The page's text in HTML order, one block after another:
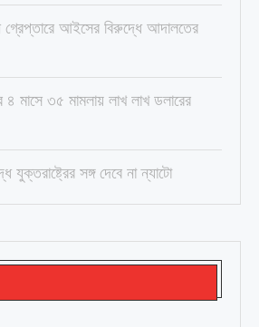
গ্রেপ্তারে আইসের বিরুদ্ধে আদালতের
৪ মাসে ৩৫ মামলায় লাখ লাখ ডলারের
সঙ্গ দেবে না ন্যাটো